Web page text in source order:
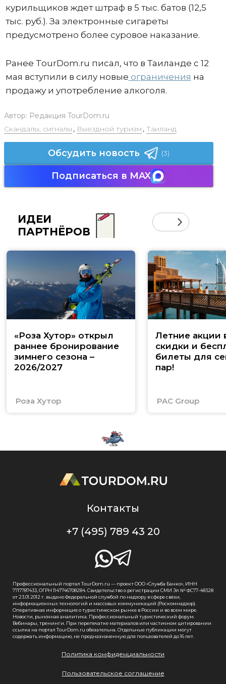
курильщиков ждет штраф в 5 тыс. батов (12,5
тыс. руб.). За электронные сигареты
предусмотрено более суровое наказание.
Ранее TourDom.ru писал, что в Таиланде с 12
мая вступили в силу новые ограничения на
продажу и употребление алкоголя.
Автор: Редакция TourDom.ru
Скандалы, сигналы , Выездной туризм , Таиланд
Обсудить новость (3)
Подписаться в MAX
ИДЕИ
ПАРТНЁРОВ
«Роза Хутор» открыл
раннее бронирование
зимнего сезона –
2026/2027
Роза Хутор
Летние акции
скидки и
билеты для
пар!
PAC Group
Контакты
+7 (495) 789 43 20
Профессиональный портал TourDom.ru — проект ООО «Служба Банко», ИНН
7717787433, ОГРН 1147746708284. Свидетельство о регистрации СМИ Эл № ФС77-48328
от 23.01.2012 г. выдано Федеральной службой по надзору в сфере связи,
информационных технологий и массовых коммуникаций (Роскомнадзор).
Оперативная информация о туристическом рынке в России и во всем мире.
Новости, рыночная аналитика. Профессиональный туристический форум.
Вебинары, тренинги. При перепечатке материалов или частичном цитировании
ссылка на портал TourDom.ru обязательна. Отдельные публикации могут
содержать информацию, не предназначенную для пользователей до 16 лет.
Политика конфиденциальности
Пользовательское соглашение